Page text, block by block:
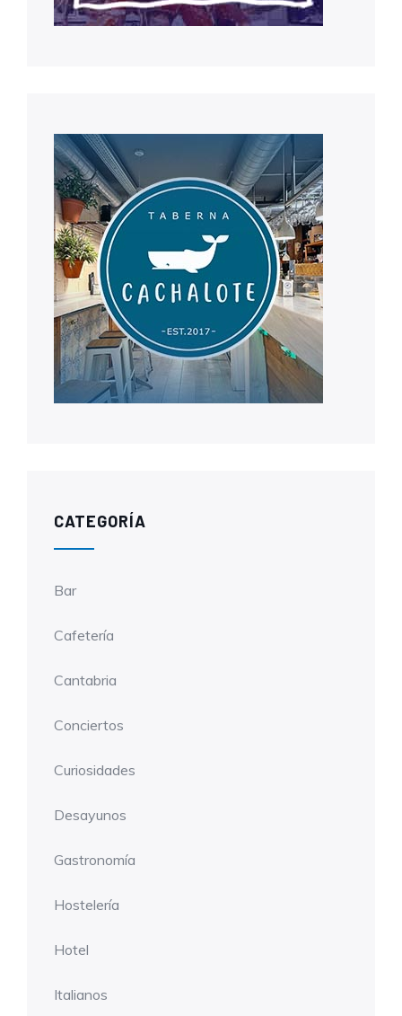
CATEGORÍA
Bar
Cafetería
Cantabria
Conciertos
Curiosidades
Desayunos
Gastronomía
Hostelería
Hotel
Italianos